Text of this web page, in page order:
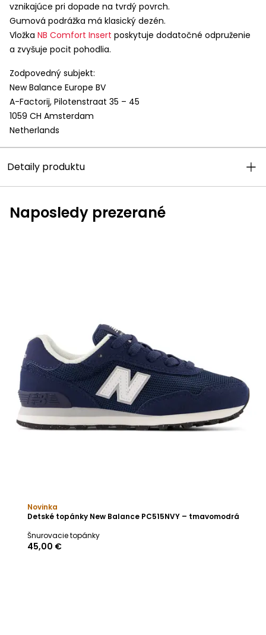
vznikajúce pri dopade na tvrdý povrch.
Gumová podrážka má klasický dezén.
Vložka NB Comfort Insert poskytuje dodatočné odpruženie
a zvyšuje pocit pohodlia.
Zodpovedný subjekt:
New Balance Europe BV
A-Factorij, Pilotenstraat 35 – 45
1059 CH Amsterdam
Netherlands
Detaily produktu
Naposledy prezerané
Novinka
Detské topánky New Balance PC515NVY – tmavomodrá
Šnurovacie topánky
45,00 €